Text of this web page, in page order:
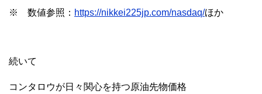
※ 数値参照： https://nikkei225jp.com/nasdaq/ほか
続いて
コンタロウが日々関心を持つ原油先物価格